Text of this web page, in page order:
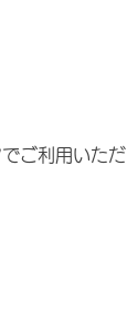
ご利用いただ